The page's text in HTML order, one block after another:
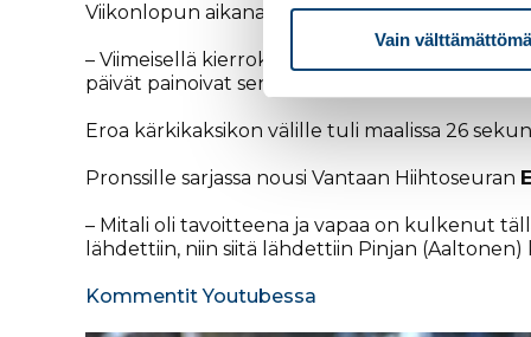
Vain
Viikonlopun aikana Kukonlehto saalisti kolme
– Viimeisellä kierroksella huomasin, kun
päivät painoivat sen verran, etten pystynyt
Eroa kärkikaksikon välille tuli maalissa 26
Pronssille sarjassa nousi Vantaan Hiihtoseuran
– Mitali oli tavoitteena ja vapaa on kulkenut
lähdettiin, niin siitä lähdettiin Pinjan (Aaltonen)
Kommentit Youtubessa